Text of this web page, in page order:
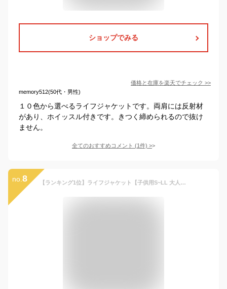
ショップでみる
価格と在庫を楽天でチェック >>
memory512(50代・男性)
１０色から選べるライフジャケットです。両肩には反射材
があり、ホイッスル付きです。きつく締められるので抜け
ません。
全てのおすすめコメント (1件) >
no. 8 【ランキング1位】ライフジャケット【子供用S~LL 大人用￥3480】ライフジャケット 子供 大人用 釣り 子供用 キッズ ジュニア ライフベスト 子ども ママ シュノーケリング シーケー 人気 フローティングベスト マリンスポーツ 防災 マリンシューズ ck-12001 和 迷彩 紫 桜